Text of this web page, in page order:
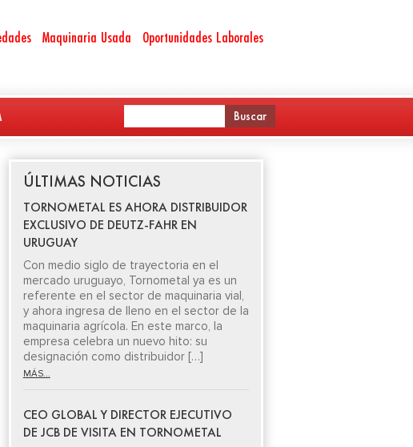
Maquinaria Usada Oportunidades Laborales
ÚLTIMAS NOTICIAS
TORNOMETAL ES AHORA DISTRIBUIDOR
EXCLUSIVO DE DEUTZ-FAHR EN
URUGUAY
Con medio siglo de trayectoria en el
mercado uruguayo, Tornometal ya es un
referente en el sector de maquinaria vial,
y ahora ingresa de lleno en el sector de la
maquinaria agrícola. En este marco, la
empresa celebra un nuevo hito: su
designación como distribuidor […]
MÁS...
CEO GLOBAL Y DIRECTOR EJECUTIVO
DE JCB DE VISITA EN TORNOMETAL